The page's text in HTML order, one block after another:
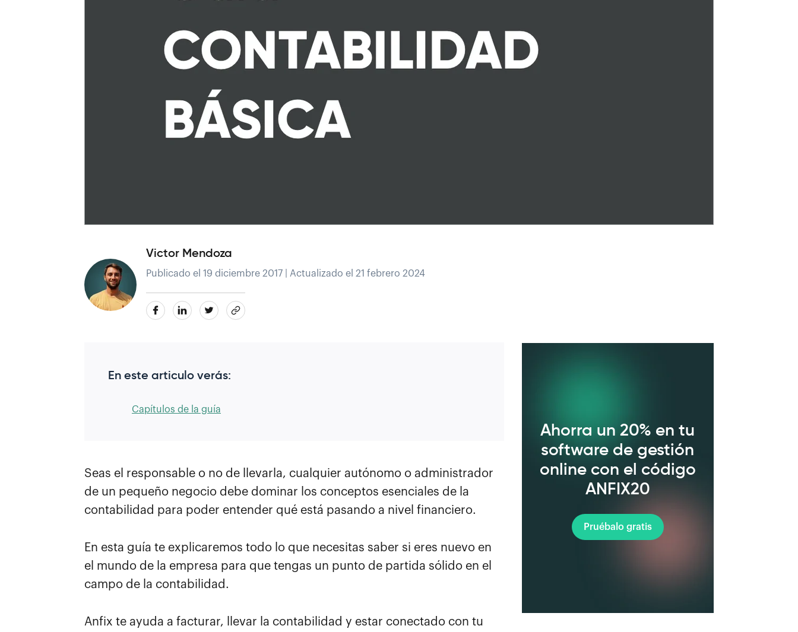
Victor Mendoza
Publicado el 19 diciembre 2017 | Actualizado el 21 febrero 2024
En este articulo verás:
Capítulos de la guía
Seas el responsable o no de llevarla, cualquier autónomo o administrador
de un pequeño negocio debe dominar los conceptos esenciales de la
contabilidad para poder entender qué está pasando a nivel financiero.
En esta guía te explicaremos todo lo que necesitas saber si eres nuevo en
el mundo de la empresa para que tengas un punto de partida sólido en el
campo de la contabilidad.
Anfix te ayuda a facturar, llevar la contabilidad y estar conectado con tu
Ahorra un 20% en tu
software de gestión
online con el código
ANFIX20
Pruébalo gratis